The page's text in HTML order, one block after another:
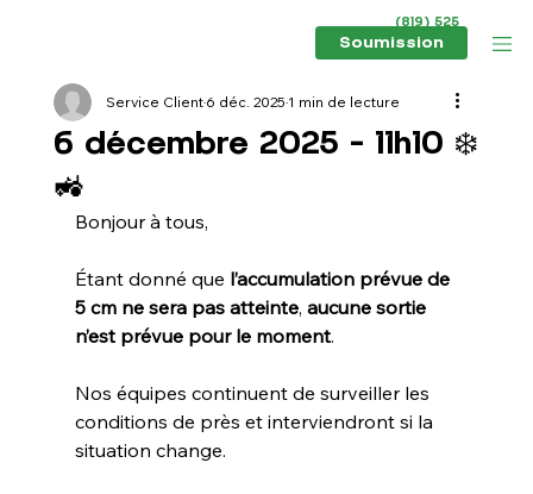
(819) 525
6434
Soumission
6 décembre 2025 - 11h10 ❄️
🚜
Service Client6 déc. 20251 min de lecture
Bonjour à tous,
Étant donné que l’accumulation prévue de
5 cm ne sera pas atteinte, aucune sortie
n’est prévue pour le moment.
Nos équipes continuent de surveiller les
conditions de près et interviendront si la
situation change.